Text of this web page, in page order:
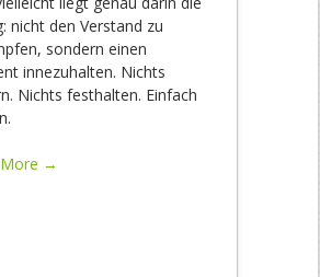
nicht den Verstand zu
sondern einen
innezuhalten. Nichts
Nichts festhalten. Einfach
→